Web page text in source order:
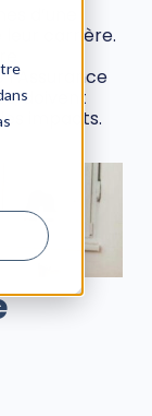
d’une
leur carrière.
doivent
impacts.